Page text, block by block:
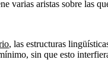
varias aristas sobre las
, las estructuras
sin que esto